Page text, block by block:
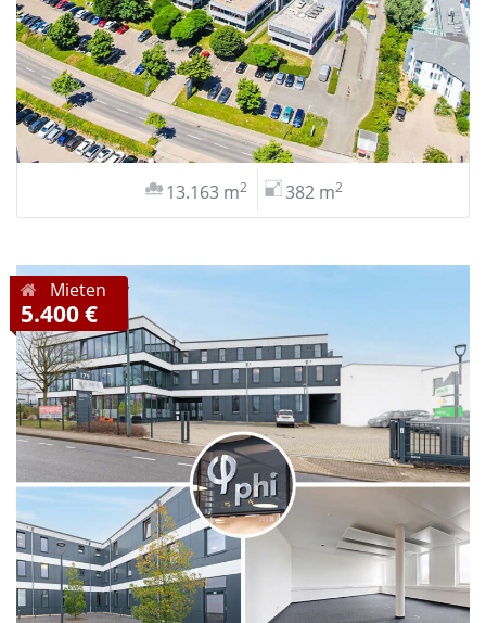
13.163 m2 382 m2
Mieten
5.400 €